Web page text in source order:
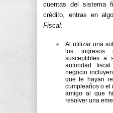
cuentas del sistema
crédito, entras en
Fiscal:
Al utilizar una
los
susceptibles a
autoridad
negocio
que te hayan
cumpleaños o el
amigo al que
resolver una